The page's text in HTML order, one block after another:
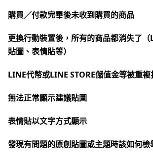
購買／付款完畢後未收到購買的商品
更換行動裝置後，所有的商品都消失了（
貼圖、表情貼等）
LINE代幣或LINE STORE儲值金等被重複
無法正常顯示建議貼圖
表情貼以文字方式顯示
發現有問題的原創貼圖或主題時該如何檢